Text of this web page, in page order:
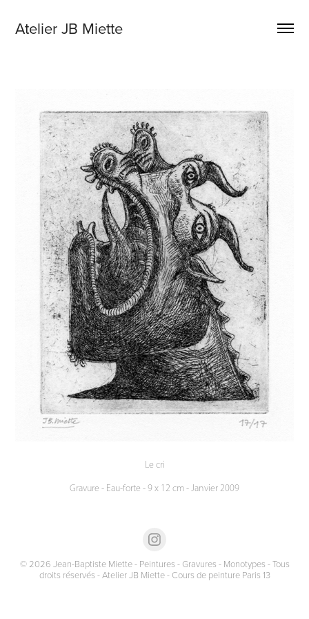
Atelier JB Miette
Le cri
Gravure - Eau-forte - 9 x 12 cm - Janvier 2009
© 2026 Jean-Baptiste Miette - Peintures - Gravures - Monotypes - Tous
droits réservés - Atelier JB Miette - Cours de peinture Paris 13